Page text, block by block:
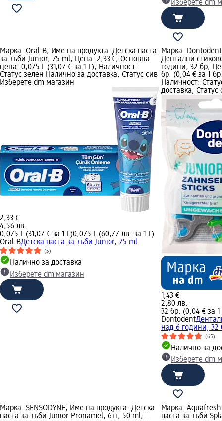
Изберете dm
Марка: Oral-B; Име на продукта: Детска паста
за зъби Junior, 75 ml; Цена: 2,33 €; Основна
цена: 0,075 L (31,07 € за 1 L); Наличност:
Статус зелен Налично за доставка, Статус сив
Изберете dm магазин
2,33 €
4,56 лв.
0,075 L (31,07 € за 1 L)0,075 L (60,77 лв. за 1 L)
Oral-BДетска паста за зъби Junior, 75 ml
(5)
Налично за доставка
Изберете dm магазин
Марка:
Дентални
години, 32 бр;
бр. (0,04 € за 1
Наличност:
доставка,
1,43 €
2,80 лв.
32 бр. (0,04 € за
Dontodent
над 6 години, 32
(65)
Налично за
Изберете dm
Марка: SENSODYNE; Име на продукта: Детска
паста за зъби Junior Pronamel, 6+г, 50 ml;
Марка:
паста за зъби